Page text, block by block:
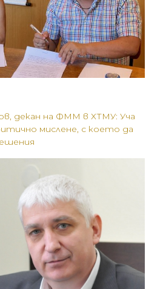
декан на ФММ в ХТМУ: Уча
мислене, с което да